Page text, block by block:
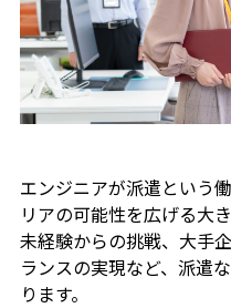
エンジニアが派遣という
リアの可能性を広げる大
未経験からの挑戦、大手
ランスの実現など、派遣
ります。